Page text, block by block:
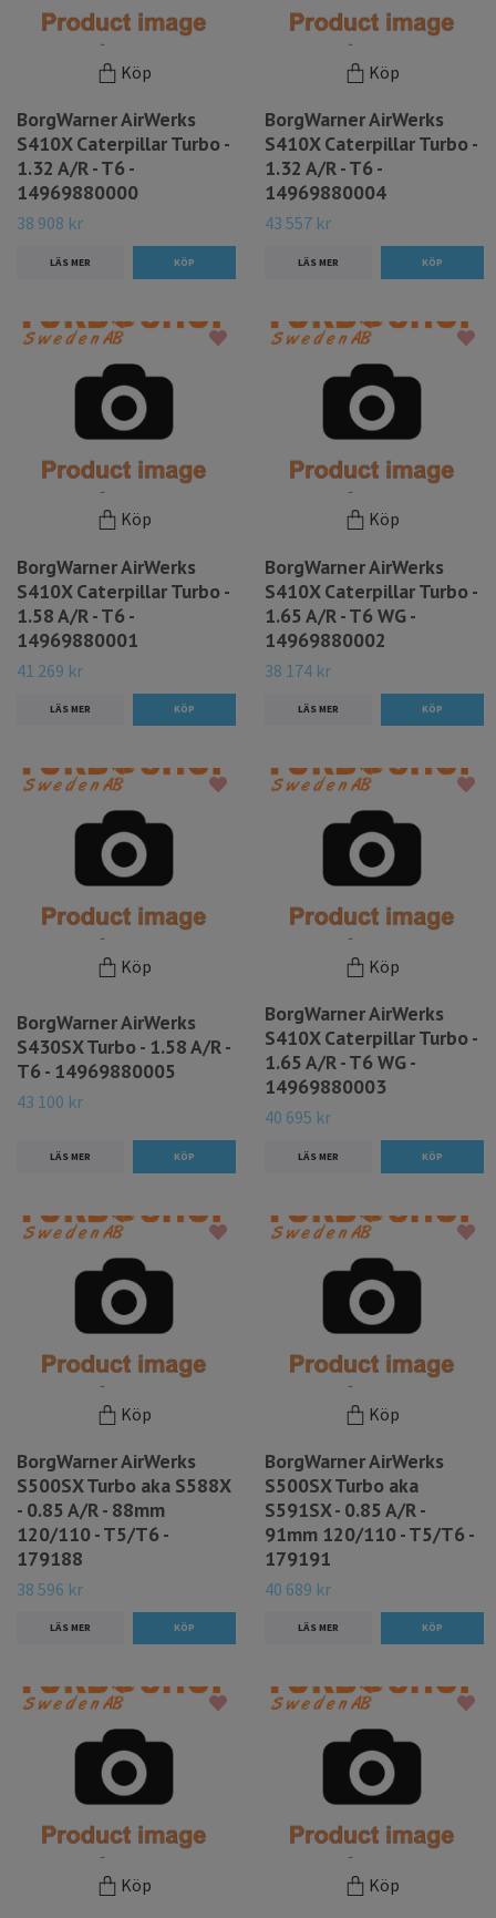
Köp
BorgWarner AirWerks
S410X Caterpillar Turbo -
1.32 A/R - T6 -
14969880000
38 908 kr
LÄS MER
Köp
BorgWarner AirWerks
S410X Caterpillar Turbo -
1.32 A/R - T6 -
14969880004
43 557 kr
LÄS MER
Köp
BorgWarner AirWerks
S410X Caterpillar Turbo -
1.58 A/R - T6 -
14969880001
41 269 kr
LÄS MER
Köp
BorgWarner AirWerks
S410X Caterpillar Turbo -
1.65 A/R - T6 WG -
14969880002
38 174 kr
LÄS MER
Köp
BorgWarner AirWerks
S430SX Turbo - 1.58 A/R -
T6 - 14969880005
43 100 kr
LÄS MER
Köp
BorgWarner AirWerks
S410X Caterpillar Turbo -
1.65 A/R - T6 WG -
14969880003
40 695 kr
LÄS MER
Köp
BorgWarner AirWerks
S500SX Turbo aka S588X
- 0.85 A/R - 88mm
120/110 - T5/T6 -
179188
38 596 kr
LÄS MER
Köp
BorgWarner AirWerks
S500SX Turbo aka
S591SX - 0.85 A/R -
91mm 120/110 - T5/T6 -
179191
40 689 kr
LÄS MER
Köp Köp